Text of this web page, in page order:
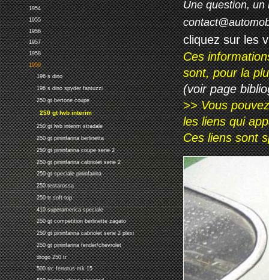
1954
1955
1956
1957
1958
1959
196 s dino
196 s dino spyder fantuzzi
250 gt bertone coupe
250 gt lwb interim
250 gt lwb interim stradale
250 gt pininfarina berlinetta
250 gt pininfarina coupe serie 2
250 gt pininfarina cabriolet serie 2
250 gt speciale pininfarina
250 testarossa
250 tr soft-top
410 superamerica speciale
250 gt competition berlinette zagato
250 gt pininfarina cabriolet serie 2 plexi
250 gt pininfarina fender/chevrolet
drogo 250 tr
500 trc ferrotus mk 15
Une question, un
cliquez sur les
Ces
sont, pour la
(voir page
>> Vous
les liens qui
Ces liens sont